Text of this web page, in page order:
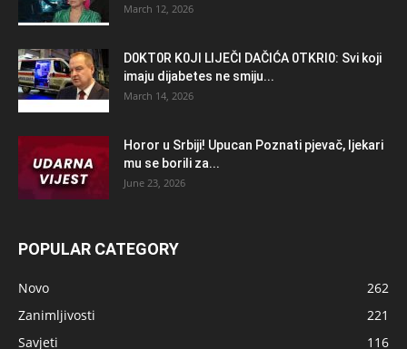
March 12, 2026
D0KT0R K0Jl LlJEČl DAČlĆA 0TKRl0: Svi koji
imaju dijabetes ne smiju...
March 14, 2026
Horor u Srbiji! Upucan Poznati pjevač, ljekari
mu se borili za...
June 23, 2026
POPULAR CATEGORY
Novo
262
Zanimljivosti
221
Savjeti
116